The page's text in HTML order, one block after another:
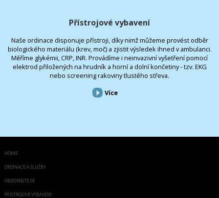
Přístrojové vybavení
Naše ordinace disponuje přístroji, díky nimž můžeme provést odběr
biologického materiálu (krev, moč) a zjistit výsledek ihned v ambulanci.
Měříme glykémii, CRP, INR. Provádíme i neinvazivní vyšetření pomocí
elektrod přiložených na hrudník a horní a dolní končetiny - tzv. EKG
nebo screening rakoviny tlustého střeva.
Více
HOME
ORDINACE A SLUŽBY
OBJEDNEJTE SE
PŘÍSTROJOVÉ VYBAVENÍ